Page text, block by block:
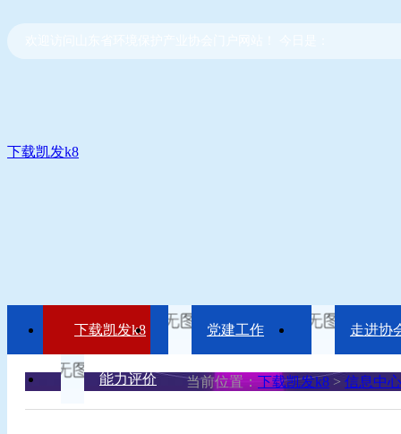
下载凯发k8
下载凯发k8 党建工作 走进协
能力评价 当前位置： 下载凯发k8 > 信息中心